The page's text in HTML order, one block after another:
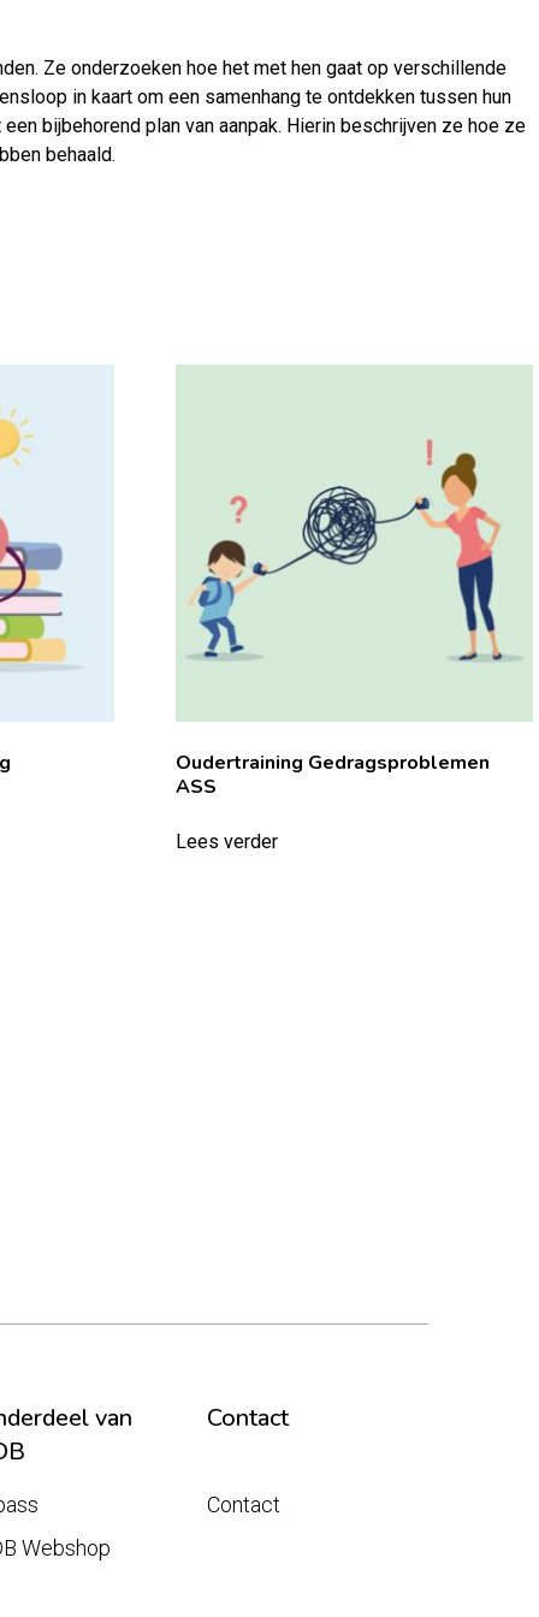
Ze onderzoeken hoe het met hen gaat op verschillende
in kaart om een samenhang te ontdekken tussen hun
bijbehorend plan van aanpak. Hierin beschrijven ze hoe ze
behaald.
Oudertraining Gedragsproblemen
ASS
Lees verder
van
Contact
Webshop
Contact